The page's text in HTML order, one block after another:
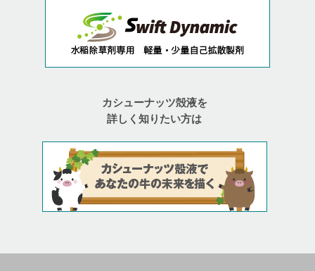
カシューナッツ殻液を
詳しく知りたい方は